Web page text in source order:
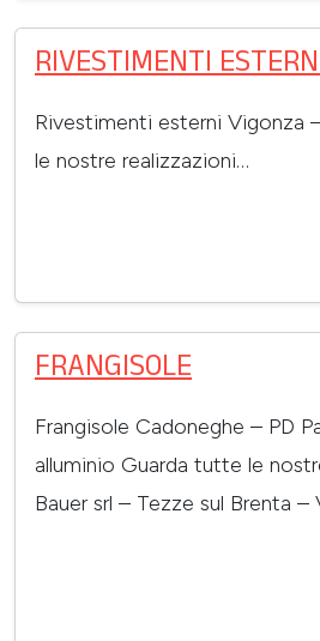
RIVESTIMENTI
Rivestimenti esterni Vigonza
le nostre realizzazioni…
FRANGISOLE
Frangisole Cadoneghe – PD
alluminio Guarda tutte le
Bauer srl – Tezze sul Brenta –